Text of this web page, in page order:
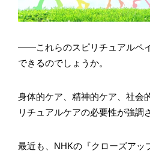
――これらのスピリチュアルペ
できるのでしょうか。
身体的ケア、精神的ケア、社会
リチュアルケアの必要性が強調
最近も、NHKの『クローズアッ